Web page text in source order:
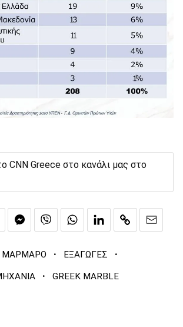
CNN Greece στο κανάλι μας στο
ΜΑΡΜΑΡΟ · ΕΞΑΓΩΓΕΣ ·
· GREEK MARBLE